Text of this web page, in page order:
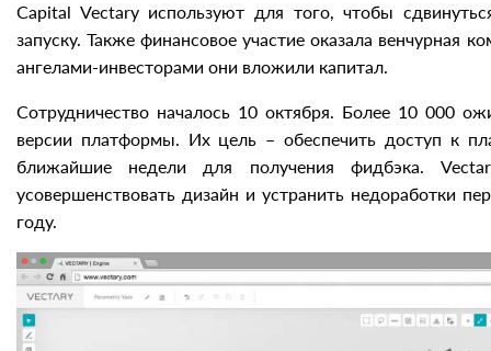
Capital Vectary используют для того, чтобы
запуску. Также финансовое участие оказала венчурная
ангелами-инвесторами они вложили капитал.
Сотрудничество началось 10 октября. Более 10 000
версии платформы. Их цель – обеспечить доступ к
ближайшие недели для получения фидбэка.
усовершенствовать дизайн и устранить недоработки
году.